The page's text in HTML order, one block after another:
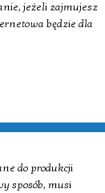
jeżeli zajmujesz
będzie dla
do produkcji
sposób, musi